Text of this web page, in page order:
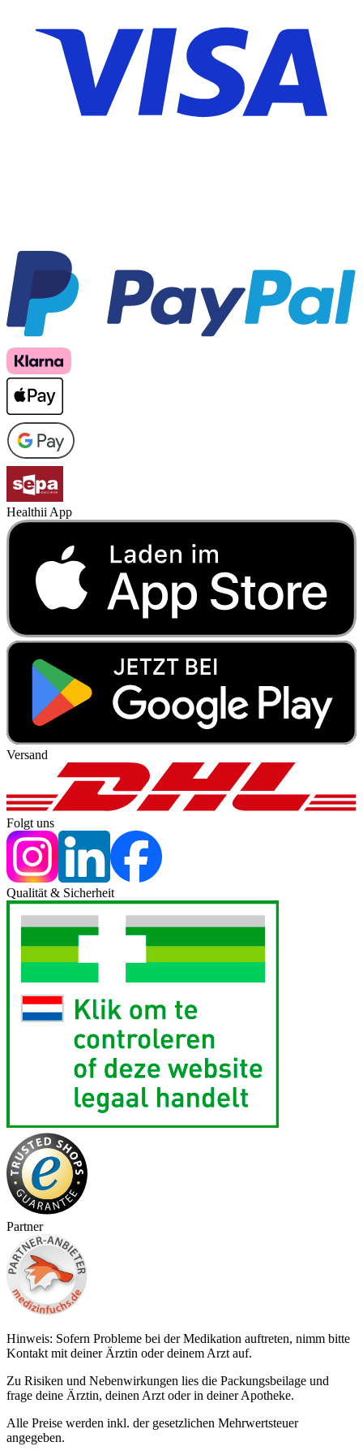
Healthii App
Versand
Folgt uns
Qualität & Sicherheit
Partner
Hinweis: Sofern Probleme bei der Medikation auftreten, nimm bitte
Kontakt mit deiner Ärztin oder deinem Arzt auf.
Zu Risiken und Nebenwirkungen lies die Packungsbeilage und
frage deine Ärztin, deinen Arzt oder in deiner Apotheke.
Alle Preise werden inkl. der gesetzlichen Mehrwertsteuer
angegeben.